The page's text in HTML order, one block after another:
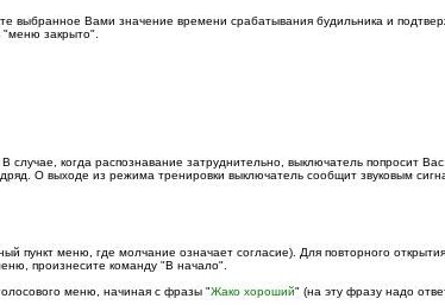
выбранное Вами значение времени срабатывания будильника и
закрыто".
когда распознавание затруднительно, выключатель попросит
О выходе из режима тренировки выключатель сообщит звуковым
меню, где молчание означает согласие). Для повторного
произнесите команду "В начало".
меню, начиная с фразы "Жако хороший" (на эту фразу надо